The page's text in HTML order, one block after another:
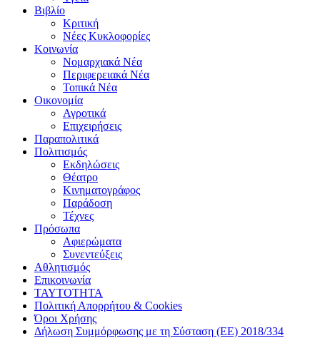
Βιβλίο
Κριτική
Νέες Κυκλοφορίες
Κοινωνία
Νομαρχιακά Νέα
Περιφερειακά Νέα
Τοπικά Νέα
Οικονομία
Αγροτικά
Επιχειρήσεις
Παραπολιτικά
Πολιτισμός
Εκδηλώσεις
Θέατρο
Κινηματογράφος
Παράδοση
Τέχνες
Πρόσωπα
Αφιερώματα
Συνεντεύξεις
Αθλητισμός
Επικοινωνία
ΤΑΥΤΟΤΗΤΑ
Πολιτική Απορρήτου & Cookies
Όροι Χρήσης
Δήλωση Συμμόρφωσης με τη Σύσταση (ΕΕ) 2018/334